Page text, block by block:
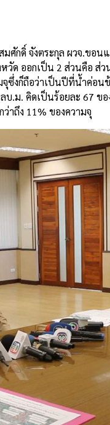
ศักดิ์ จังตระกุล ผวจ.ขอ
ด ออกเป็น 2 ส่วนคือ ส่
งก็ถือว่าเป็นปีที่น้ำค่อน
ม. คิดเป็นร้อยละ 67 ข
าถึง 11% ของความจุ